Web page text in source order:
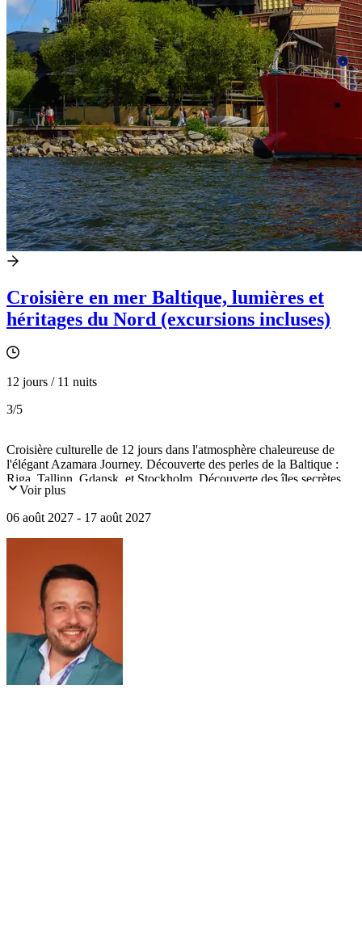
Croisière en mer Baltique, lumières et
héritages du Nord (excursions incluses)
12 jours / 11 nuits
3/5
Croisière culturelle de 12 jours dans l'atmosphère chaleureuse de
l'élégant Azamara Journey. Découverte des perles de la Baltique :
Riga, Tallinn, Gdansk, et Stockholm. Découverte des îles secrètes
de Gotland (Visby) et Bornholm (Rønne) et incursion sur les rivages
Voir plus
06 août 2027 - 17 août 2027